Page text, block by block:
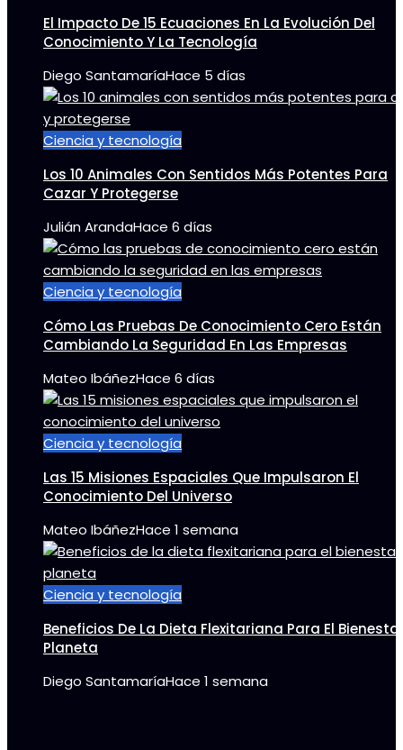
El Impacto De 15 Ecuaciones En La Evolución Del
Conocimiento Y La Tecnología
Diego SantamaríaHace 5 días
Ciencia y tecnología
Los 10 Animales Con Sentidos Más Potentes Para
Cazar Y Protegerse
Julián ArandaHace 6 días
Ciencia y tecnología
Cómo Las Pruebas De Conocimiento Cero Están
Cambiando La Seguridad En Las Empresas
Mateo IbáñezHace 6 días
Ciencia y tecnología
Las 15 Misiones Espaciales Que Impulsaron El
Conocimiento Del Universo
Mateo IbáñezHace 1 semana
Ciencia y tecnología
Beneficios De La Dieta Flexitariana Para El Bienestar
Planeta
Diego SantamaríaHace 1 semana